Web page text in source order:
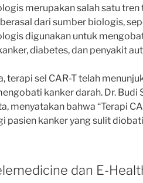
merupakan salah satu
dari sumber biologis,
digunakan untuk
diabetes, dan penyakit
terapi sel CAR-T telah
kanker darah. Dr.
menyatakan bahwa “Terapi
pasien kanker yang sulit
dan E-